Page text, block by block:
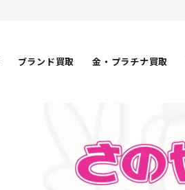
ブランド買取 金・プラチナ買取